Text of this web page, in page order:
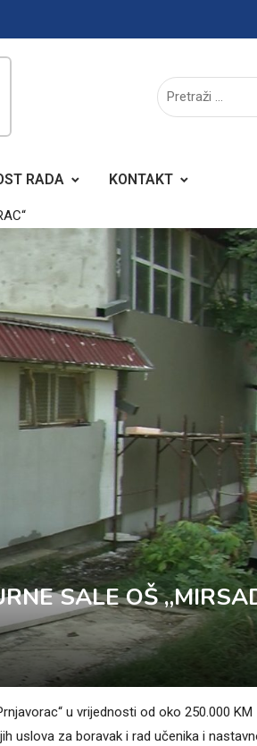
RADA KONTAKT
SALE OŠ
u vrijednosti od oko 250.000 KM
uslova za boravak i rad učenika i